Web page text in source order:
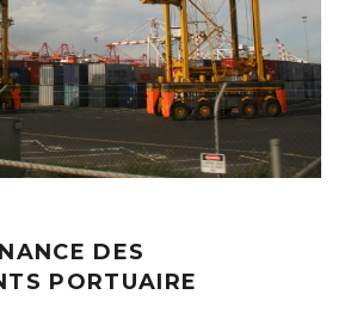
DES
PORTUAIRE